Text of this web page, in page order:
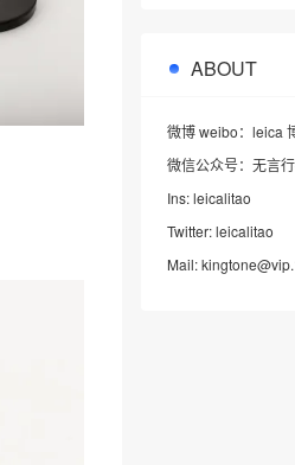
ABOUT
微博 weibo：leica
微信公众号：无言
Ins: leicalitao
Twitter: leicalitao
Mail: